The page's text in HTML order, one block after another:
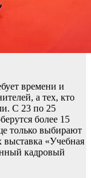
времени и
а тех, кто
С 23 по 25
более 15
только выбирают
«Учебная
кадровый